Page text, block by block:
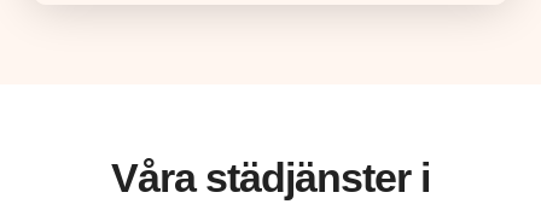
Våra städjänster i